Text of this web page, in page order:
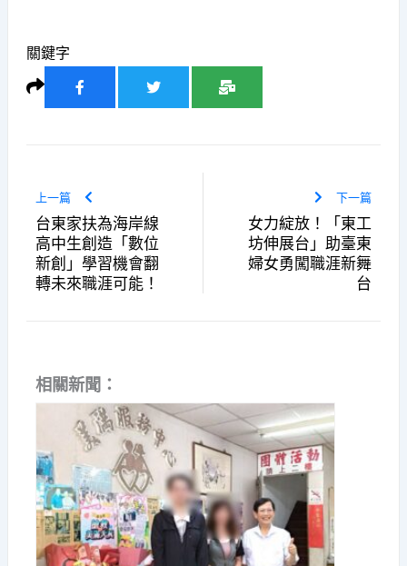
關鍵字
上一篇
台東家扶為海岸線
高中生創造「數位
新創」學習機會翻
轉未來職涯可能！
下一篇
女力綻放！「東工
坊伸展台」助臺東
婦女勇闖職涯新舞
台
相關新聞：